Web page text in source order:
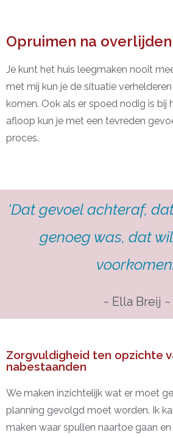
Opruimen na overlijden
Je kunt het huis leegmaken nooit
met mij kun je de situatie
komen. Ook als er spoed nodig is bij
afloop kun je met een tevreden
proces.
‘Dat gevoel achteraf,
genoeg was, dat
~ Ella Breij ~
Zorgvuldigheid ten opzichte
nabestaanden
We maken inzichtelijk wat er moet
planning gevolgd moet worden. Ik
maken waar spullen naartoe gaan